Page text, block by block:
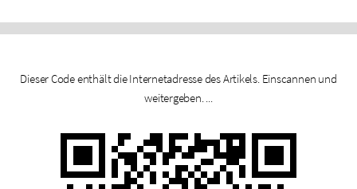
Dieser Code enthält die Internetadresse des Artikels. Einscannen und
weitergeben. ...